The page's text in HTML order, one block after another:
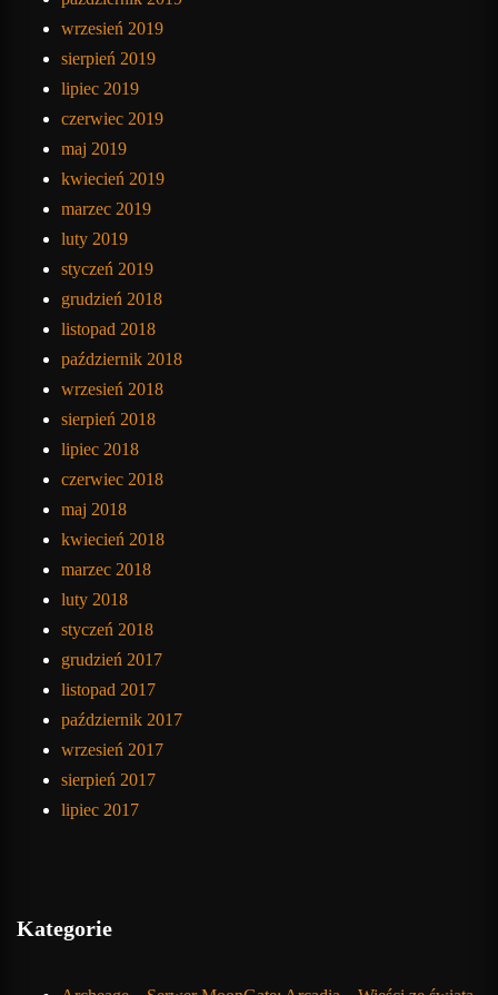
wrzesień 2019
sierpień 2019
lipiec 2019
czerwiec 2019
maj 2019
kwiecień 2019
marzec 2019
luty 2019
styczeń 2019
grudzień 2018
listopad 2018
październik 2018
wrzesień 2018
sierpień 2018
lipiec 2018
czerwiec 2018
maj 2018
kwiecień 2018
marzec 2018
luty 2018
styczeń 2018
grudzień 2017
listopad 2017
październik 2017
wrzesień 2017
sierpień 2017
lipiec 2017
Kategorie